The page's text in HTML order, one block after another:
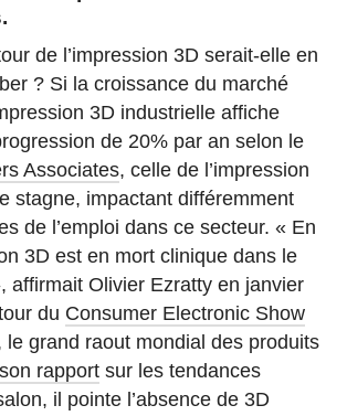
de l’impression 3D serait-elle en
? Si la croissance du marché
3D industrielle affiche
de 20% par an selon le
Associates, celle de l’impression
stagne, impactant différemment
de l’emploi dans ce secteur. « En
3D est en mort clinique dans le
affirmait Olivier Ezratty en janvier
du Consumer Electronic Show
le grand raout mondial des produits
rapport sur les tendances
il pointe l’absence de 3D